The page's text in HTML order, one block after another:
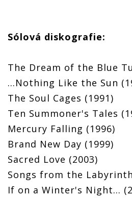
Sólová diskografie:
The Dream of the Blue
...Nothing Like the Sun
The Soul Cages (1991)
Ten Summoner's Tales
Mercury Falling (1996)
Brand New Day (1999)
Sacred Love (2003)
Songs from the
If on a Winter's Night...